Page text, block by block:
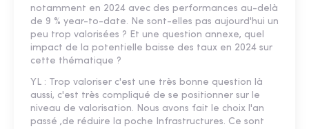
notamment en 2024 avec des performances au-delà
de 9 % year-to-date. Ne sont-elles pas aujourd'hui un
peu trop valorisées ? Et une question annexe, quel
impact de la potentielle baisse des taux en 2024 sur
cette thématique ?
YL : Trop valoriser c'est une très bonne question là
aussi, c'est très compliqué de se positionner sur le
niveau de valorisation. Nous avons fait le choix l'an
passé ,de réduire la poche Infrastructures. Ce sont